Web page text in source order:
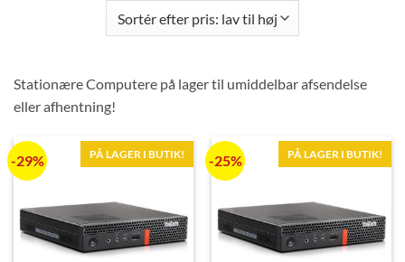
Stationære Computere på lager til umiddelbar afsendelse
eller afhentning!
-29% PÅ LAGER I BUTIK! -25% PÅ LAGER I BUTIK!